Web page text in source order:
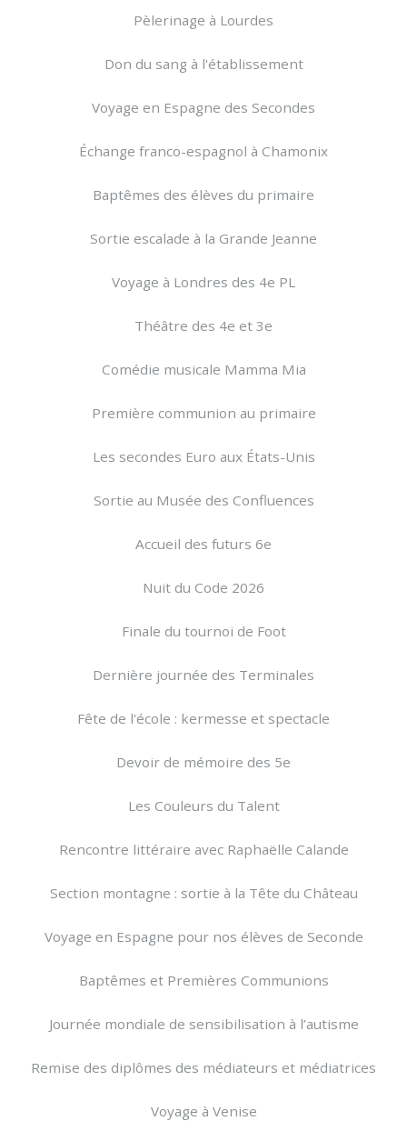
Pèlerinage à Lourdes
Don du sang à l'établissement
Voyage en Espagne des Secondes
Échange franco-espagnol à Chamonix
Baptêmes des élèves du primaire
Sortie escalade à la Grande Jeanne
Voyage à Londres des 4e PL
Théâtre des 4e et 3e
Comédie musicale Mamma Mia
Première communion au primaire
Les secondes Euro aux États-Unis
Sortie au Musée des Confluences
Accueil des futurs 6e
Nuit du Code 2026
Finale du tournoi de Foot
Dernière journée des Terminales
Fête de l'école : kermesse et spectacle
Devoir de mémoire des 5e
Les Couleurs du Talent
Rencontre littéraire avec Raphaëlle Calande
Section montagne : sortie à la Tête du Château
Voyage en Espagne pour nos élèves de Seconde
Baptêmes et Premières Communions
Journée mondiale de sensibilisation à l’autisme
Remise des diplômes des médiateurs et médiatrices
Voyage à Venise